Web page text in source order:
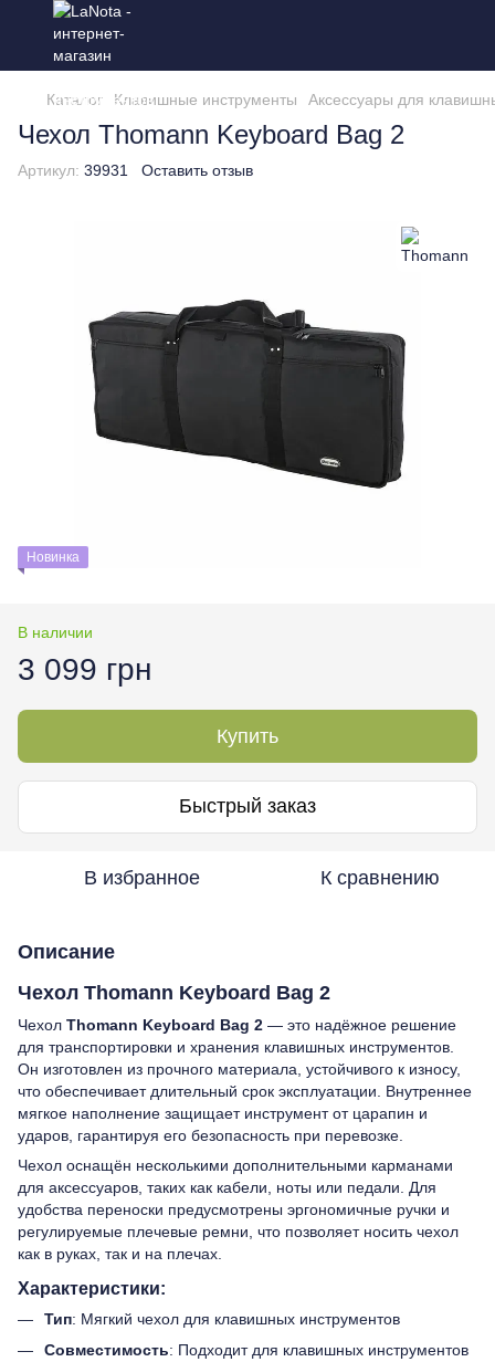
Каталог Клавишные инструменты Аксессуары для
Чехол Thomann Keyboard Bag 2
Артикул: 39931 Оставить отзыв
Новинка
В наличии
3 099 грн
Купить
Быстрый заказ
В избранное К сравнению
Описание
Чехол Thomann Keyboard Bag 2
Чехол Thomann Keyboard Bag 2 — это надёжное решение
для транспортировки и хранения клавишных инструментов.
Он изготовлен из прочного материала, устойчивого к износу,
что обеспечивает длительный срок эксплуатации. Внутреннее
мягкое наполнение защищает инструмент от царапин и
ударов, гарантируя его безопасность при перевозке.
Чехол оснащён несколькими дополнительными карманами
для аксессуаров, таких как кабели, ноты или педали. Для
удобства переноски предусмотрены эргономичные ручки и
регулируемые плечевые ремни, что позволяет носить чехол
как в руках, так и на плечах.
Характеристики:
Тип: Мягкий чехол для клавишных инструментов
Совместимость: Подходит для клавишных инструментов